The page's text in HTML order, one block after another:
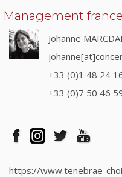
Management
Johanne
+33 (0)1 48 24
+33 (0)7 50 46
https://www.tenebrae-